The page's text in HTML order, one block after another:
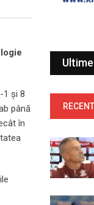
1 şi 8
până
în
RECENT